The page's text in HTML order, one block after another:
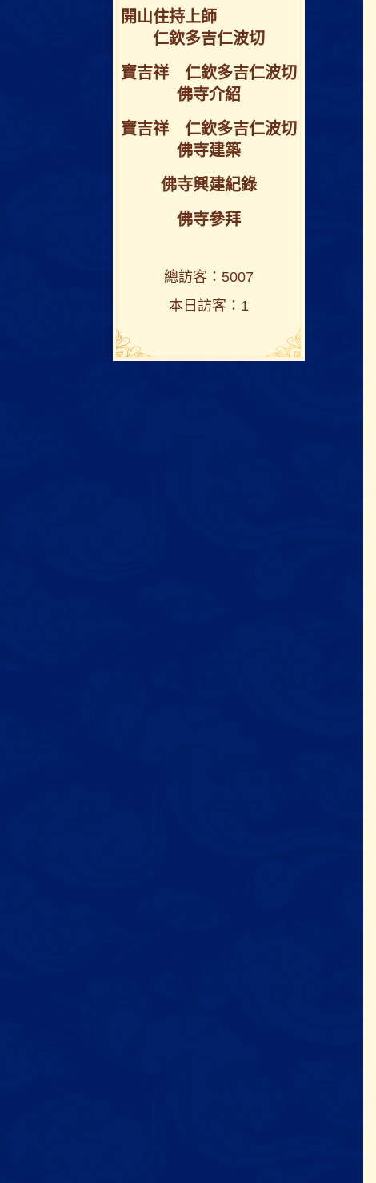
開⼭住持上師
仁欽多吉仁波切
寶吉祥 仁欽多吉仁波切
佛寺介紹
寶吉祥 仁欽多吉仁波切
佛寺建築
佛寺興建紀錄
佛寺參拜
總訪客：5007
本日訪客：1